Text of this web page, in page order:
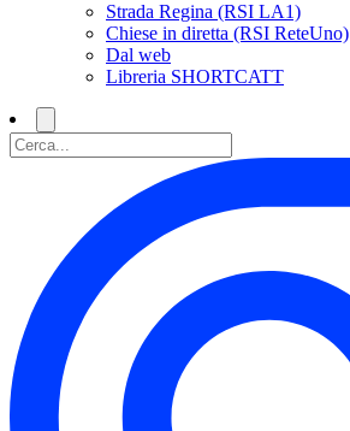
Strada Regina (RSI LA1)
Chiese in diretta (RSI ReteUno)
Dal web
Libreria SHORTCATT